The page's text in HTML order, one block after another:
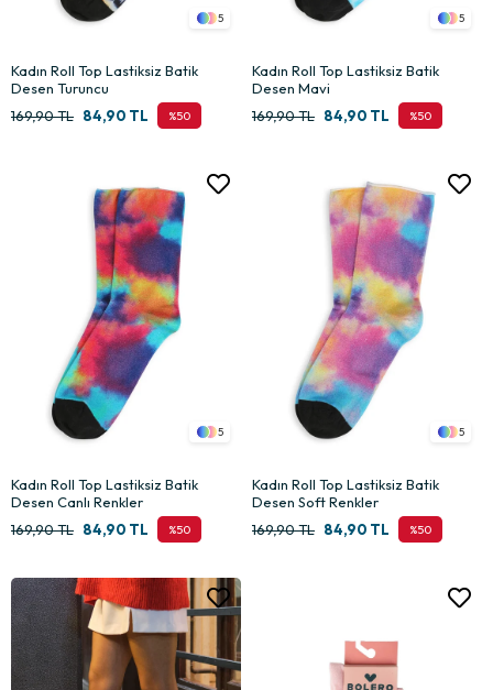
5
Kadın Roll Top Lastiksiz Batik
Desen Turuncu
%50
84,90 TL
169,90 TL
5
Kadın Roll Top Lastiksiz Batik
Desen Mavi
%50
84,90 TL
169,90 TL
5
Kadın Roll Top Lastiksiz Batik
Desen Canlı Renkler
%50
84,90 TL
169,90 TL
5
Kadın Roll Top Lastiksiz Batik
Desen Soft Renkler
%50
84,90 TL
169,90 TL